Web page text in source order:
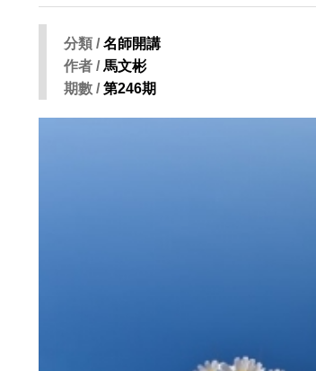
分類 /名師開講
作者 /馬文彬
期數 /第246期